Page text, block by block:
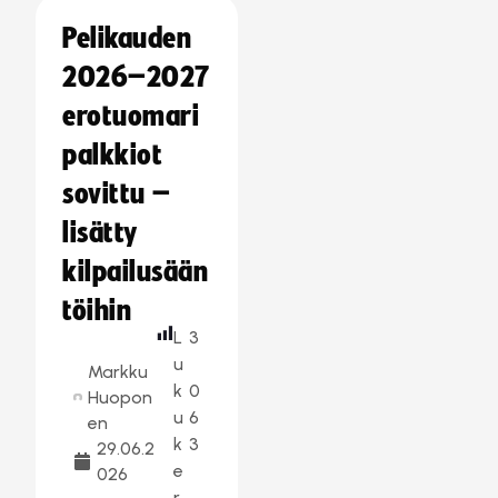
Pelikauden
2026–2027
erotuomari
palkkiot
sovittu –
lisätty
kilpailusään
töihin
Markku
Huopon
en
29.06.2
026
L
u
k
u
k
e
3
0
6
3